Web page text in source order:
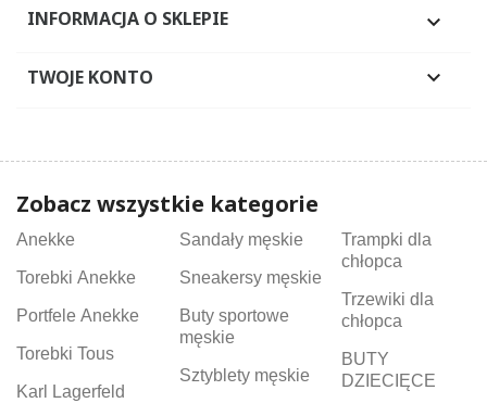
INFORMACJA O SKLEPIE 
TWOJE KONTO 
Zobacz wszystkie kategorie
Anekke
Torebki Anekke
Portfele Anekke
Torebki Tous
Karl Lagerfeld
Sandały męskie
Sneakersy męskie
Buty sportowe
męskie
Sztyblety męskie
Trampki dla
chłopca
Trzewiki dla
chłopca
BUTY
DZIECIĘCE